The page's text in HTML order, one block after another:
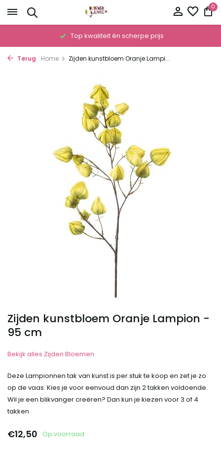
0
Top kwaliteit én scherpe prijs
Terug Home Zijden kunstbloem Oranje Lampi...
Zijden kunstbloem Oranje Lampion -
95 cm
Bekijk alles Zijden Bloemen
Deze Lampionnen tak van kunst is per stuk te koop en zet je zo
op de vaas. Kies je voor eenvoud dan zijn 2 takken voldoende.
Wil je een blikvanger creëren? Dan kun je kiezen voor 3 of 4
takken
€12,50 Op voorraad